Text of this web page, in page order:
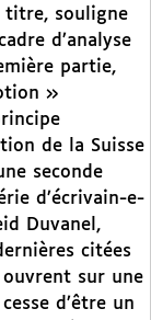
titre, souligne
d’analyse
partie,
»
de la Suisse
seconde
d’écrivain-e-
Duvanel,
citées
ouvrent sur une
d’être un